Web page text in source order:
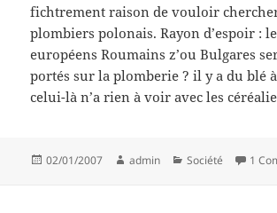
fichtrement raison de vouloir
plombiers polonais. Rayon d’espoir :
européens Roumains z’ou Bulgares
portés sur la plomberie ? il y a du blé
celui-là n’a rien à voir avec les
Posted
02/01/2007 Author
admin Categories
Société 1